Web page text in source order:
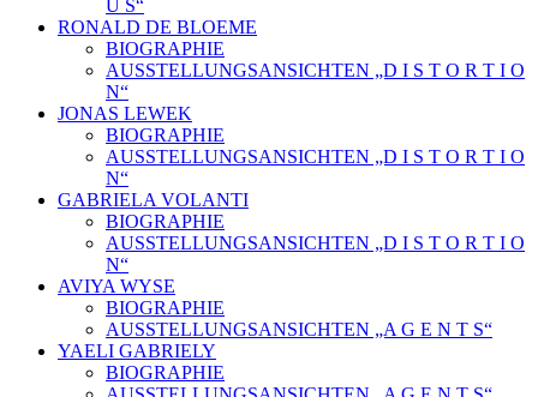
U S“
RONALD DE BLOEME
BIOGRAPHIE
AUSSTELLUNGSANSICHTEN „D I S T O R T I O
N“
JONAS LEWEK
BIOGRAPHIE
AUSSTELLUNGSANSICHTEN „D I S T O R T I O
N“
GABRIELA VOLANTI
BIOGRAPHIE
AUSSTELLUNGSANSICHTEN „D I S T O R T I O
N“
AVIYA WYSE
BIOGRAPHIE
AUSSTELLUNGSANSICHTEN „A G E N T S“
YAELI GABRIELY
BIOGRAPHIE